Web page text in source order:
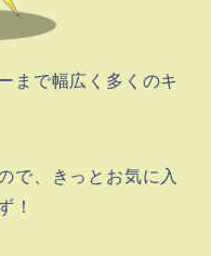
まで幅広く多くのキ
で、きっとお気に入
！